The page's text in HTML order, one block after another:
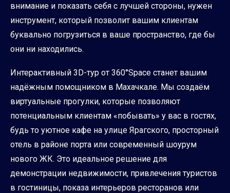
внимание и показать себя с лучшей стороны, нужен
инструмент, который позволит вашим клиентам
буквально погрузиться в ваше пространство, где бы
они ни находились.
Интерактивный 3D-тур от 360°Space станет вашим
надёжным помощником в Махачкале. Мы создаём
виртуальные прогулки, которые позволяют
потенциальным клиентам «побывать» у вас в гостях,
будь то уютное кафе на улице Ярагского, просторный
отель в районе порта или современный шоурум
нового ЖК. Это идеальное решение для
демонстрации недвижимости, привлечения туристов
в гостиницы, показа интерьеров ресторанов или